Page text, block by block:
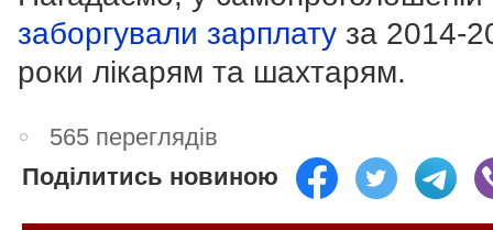
заборгували зарплату за 2014-
роки лікарям та шахтарям.
565 переглядів
Поділитись новиною